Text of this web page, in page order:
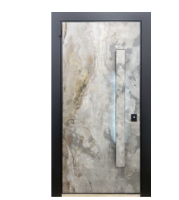
Хочу такую